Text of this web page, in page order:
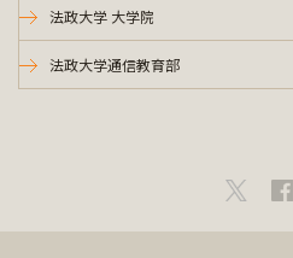
法政大学 大学院
法政大学通信教育部